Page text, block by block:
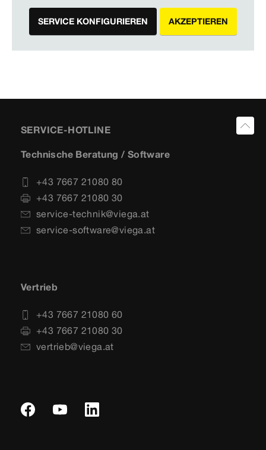
SERVICE KONFIGURIEREN AKZEPTIEREN
SERVICE-HOTLINE
Technische Beratung / Software
+43 7667 21080 80
+43 7667 21080 30
service-technik@viega.at
service-software@viega.at
Vertrieb
+43 7667 21080 60
+43 7667 21080 30
vertrieb@viega.at